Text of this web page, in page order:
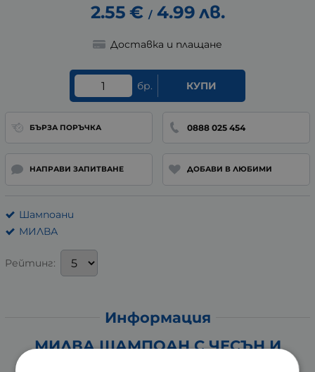
2.55 € / 4.99 лв.
Доставка и плащане
бр. КУПИ
БЪРЗА ПОРЪЧКА 0888 025 454
НАПРАВИ ЗАПИТВАНЕ ДОБАВИ В ЛЮБИМИ
Шампоани
МИЛВА
Рейтинг:
Информация
МИЛВА ШАМПОАН С ЧЕСЪН И